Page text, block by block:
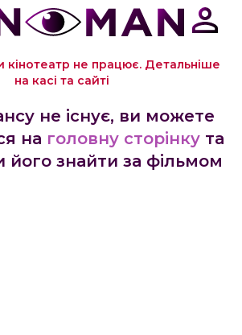
кінотеатр не працює. Детальніше
на касі та сайті
не існує, ви можете
на головну сторінку та
його знайти за фільмом